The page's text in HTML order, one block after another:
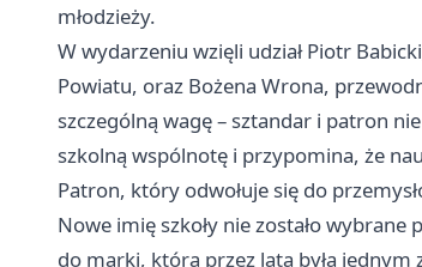
młodzieży.
W wydarzeniu wzięli udział Piotr
Powiatu, oraz Bożena Wrona,
szczególną wagę – sztandar i patron
szkolną wspólnotę i przypomina, że
Patron, który odwołuje się do
Nowe imię szkoły nie zostało wybrane
do marki, która przez lata była